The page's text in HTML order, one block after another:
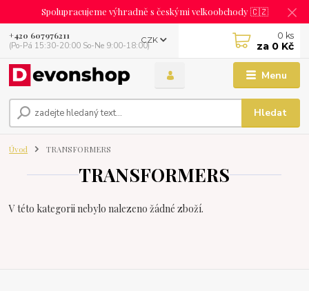
Spolupracujeme výhradně s českými velkoobchody 🇨🇿
Menu
CZK
Hledat
+420 607976211
(Po-Pá 15:30-20:00 So-Ne 9:00-18:00)
0 ks
za 0 Kč
Úvod TRANSFORMERS
TRANSFORMERS
V této kategorii nebylo nalezeno žádné zboží.